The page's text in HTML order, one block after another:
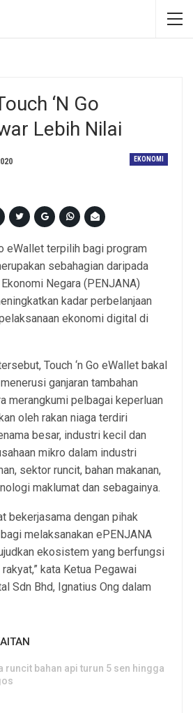
‘n Go
Lebih Nilai
EKONOMI
eWallet terpilih bagi program
sebahagian daripada
Negara (PENJANA)
kadar perbelanjaan
ekonomi digital di
Touch ‘n Go eWallet bakal
ganjaran tambahan
merangkumi pelbagai keperluan
oleh rakan niaga terdiri
besar, industri kecil dan
mikro dalam industri
sektor runcit, bahan makanan,
maklumat dan sebagainya.
bekerjasama dengan pihak
melaksanakan ePENJANA
ekosistem yang berfungsi
kata Ketua Pegawai
Sdn Bhd, Ignatius Ong dalam
runcit bahan api turun 5 sen hingga